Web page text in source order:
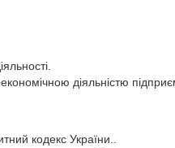
діяльністю
кодекс України..